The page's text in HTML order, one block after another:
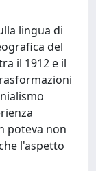
lingua di
del
il 1912 e il
poteva non
l'aspetto